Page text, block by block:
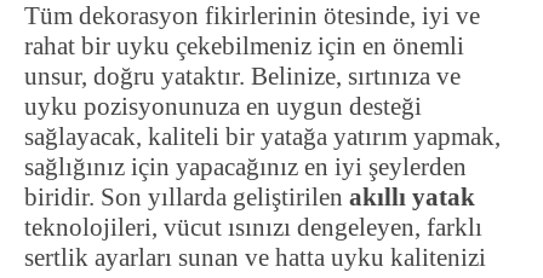
Tüm dekorasyon fikirlerinin ötesinde, iyi ve
rahat bir uyku çekebilmeniz için en önemli
unsur, doğru yataktır. Belinize, sırtınıza ve
uyku pozisyonunuza en uygun desteği
sağlayacak, kaliteli bir yatağa yatırım yapmak,
sağlığınız için yapacağınız en iyi şeylerden
biridir. Son yıllarda geliştirilen akıllı yatak
teknolojileri, vücut ısınızı dengeleyen, farklı
sertlik ayarları sunan ve hatta uyku kalitenizi